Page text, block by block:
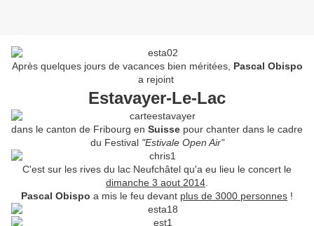
Après quelques jours de vacances bien méritées, Pascal Obispo
a rejoint
Estavayer-Le-Lac
dans le canton de Fribourg en Suisse pour chanter dans le cadre
du Festival "Estivale Open Air"
C'est sur les rives du lac Neufchâtel qu'a eu lieu le concert le
dimanche 3 aout 2014
Pascal Obispo a mis le feu devant plus de 3000 personnes !